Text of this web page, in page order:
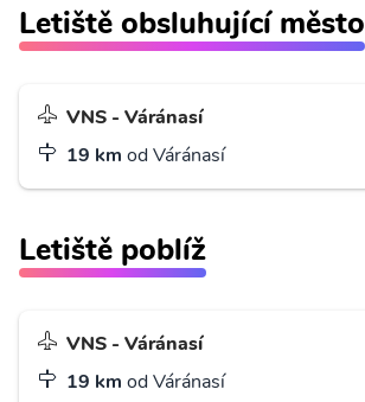
Letiště obsluhující město
VNS - Váránasí
19 km od Váránasí
Letiště poblíž
VNS - Váránasí
19 km od Váránasí